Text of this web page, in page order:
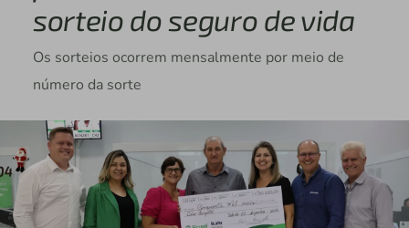
sorteio do seguro de vida
Os sorteios ocorrem mensalmente por meio de
número da sorte